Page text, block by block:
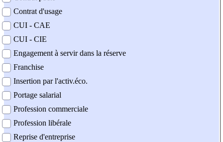
Contrat d'usage
CUI - CAE
CUI - CIE
Engagement à servir dans la réserve
Franchise
Insertion par l'activ.éco.
Portage salarial
Profession commerciale
Profession libérale
Reprise d'entreprise